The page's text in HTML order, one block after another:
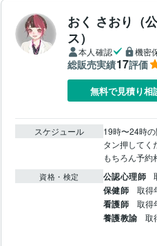
おく さおり（
ス）
本人確認 機密
総販売実績17評価
無料で見積り相
スケジュール
19時〜24時
タン押してく
もちろん予約
資格・検定 公認心理師
保健師 取得
看護師 取得
養護教諭 取